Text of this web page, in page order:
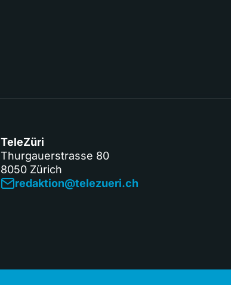
TeleZüri
Thurgauerstrasse 80
8050 Zürich
redaktion@telezueri.ch